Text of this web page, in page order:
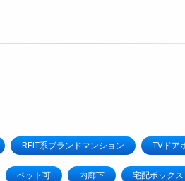
REIT系ブランドマンション TVドア
ペット可 内廊下 宅配ボックス